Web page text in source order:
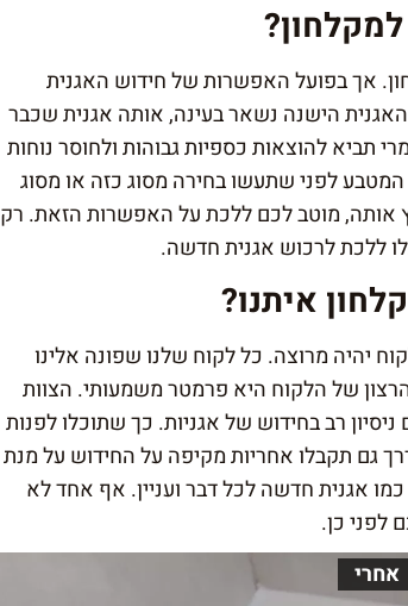
אך בפועל האפשרות של חידוש האגנית
הישנה נשאר בעינה, אותה אגנית שכבר
להוצאות כספיות גבוהות ולחוסר נוחות
לפני שתעשו בחירה מסוג כזה או מסוג
אותה, מוטב לכם ללכת על האפשרות הזאת. רק
ללכת לרכוש אגנית חדשה.
איתנו?
יהיה מרוצה. כל לקוח שלנו שפונה אלינו
של הלקוח היא פרמטר משמעותי. הצוות
רב בחידוש של אגניות. כך שתוכלו לפנות
גם תקבלו אחריות מקיפה על החידוש על מנת
אגנית חדשה לכל דבר ועניין. אף אחד לא
לפני כן.
אחרי